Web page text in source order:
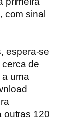
com sinal
espera-se
de
a uma
outras 120